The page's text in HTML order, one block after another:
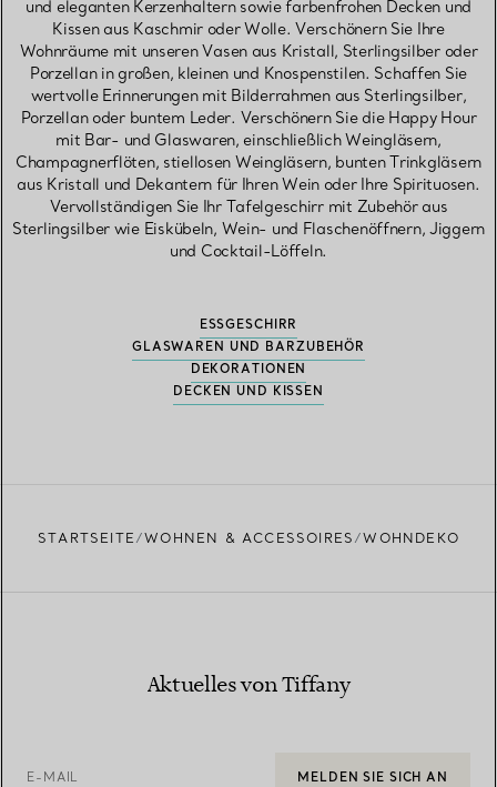
und eleganten Kerzenhaltern sowie farbenfrohen Decken und
Kissen aus Kaschmir oder Wolle. Verschönern Sie Ihre
Wohnräume mit unseren Vasen aus Kristall, Sterlingsilber oder
Porzellan in großen, kleinen und Knospenstilen. Schaffen Sie
wertvolle Erinnerungen mit Bilderrahmen aus Sterlingsilber,
Porzellan oder buntem Leder. Verschönern Sie die Happy Hour
mit Bar- und Glaswaren, einschließlich Weingläsern,
Champagnerflöten, stiellosen Weingläsern, bunten Trinkgläsern
aus Kristall und Dekantern für Ihren Wein oder Ihre Spirituosen.
Vervollständigen Sie Ihr Tafelgeschirr mit Zubehör aus
Sterlingsilber wie Eiskübeln, Wein- und Flaschenöffnern, Jiggern
und Cocktail-Löffeln.
ESSGESCHIRR
GLASWAREN UND BARZUBEHÖR
DEKORATIONEN
DECKEN UND KISSEN
STARTSEITE WOHNEN & ACCESSOIRES WOHNDEKO
Aktuelles von Tiffany
E-MAIL MELDEN SIE SICH AN